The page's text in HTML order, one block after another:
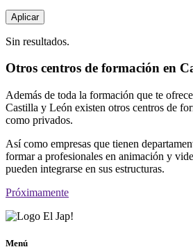
Sin resultados.
Otros centros de formación en
Además de toda la formación que te
Castilla y León existen otros centros de
como privados.
Así como empresas que tienen
formar a profesionales en animación y
pueden integrarse en sus estructuras.
Próximamente
Menú